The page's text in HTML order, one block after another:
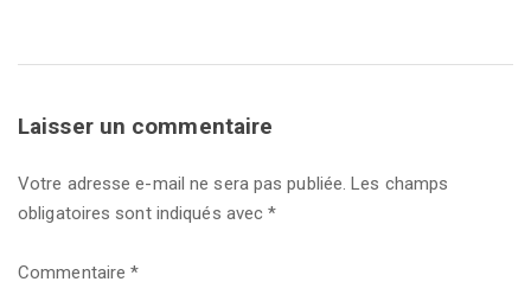
Laisser un commentaire
Votre adresse e-mail ne sera pas publiée. Les champs
obligatoires sont indiqués avec*
Commentaire*